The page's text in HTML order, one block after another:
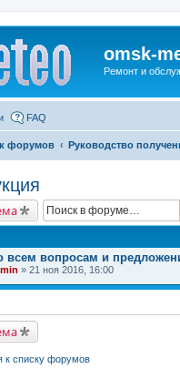
omsk-
Ремонт и
FAQ
форумов Руководство
всем вопросам и
» 21 ноя 2016, 16:00
к списку форумов